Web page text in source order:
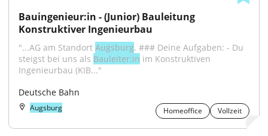
Bauingenieur:in - (Junior) Bauleitung
Konstruktiver Ingenieurbau
"...AG am Standort Augsburg. ### Deine Aufgaben: - Du
steigst bei uns als Bauleiter:in im Konstruktiven
Ingenieurbau (KIB..."
Deutsche Bahn
Augsburg Homeoffice Vollzeit